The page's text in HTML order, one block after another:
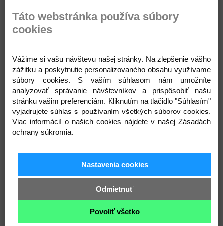
a výplne s certifikátom OEKO-TEX® Standard 100
vhodnej pre deti
Noštek jeručne vyšívaný, očká súbezpečnostné s
poistkou (výrobcom odporúčané pre deti od 3
rokov). V prípade používania u mladších detí
,odporúčame používanie hračkypod dohľadom
dospelej osoby.
Každý kus je ručne vyrobený na Slovensku s
dôrazom na kvalitu a detail 🤍
Táto webstránka používa súbory
cookies
Vážime si vašu návštevu našej stránky. Na zlepšenie vášho
zážitku a poskytnutie personalizovaného obsahu využívame
súbory cookies. S vaším súhlasom nám umožníte
analyzovať správanie návštevníkov a prispôsobiť našu
stránku vašim preferenciám. Kliknutím na tlačidlo "Súhlasím"
vyjadrujete súhlas s používaním všetkých súborov cookies.
Viac informácií o našich cookies nájdete v našej Zásadách
ochrany súkromia.
Nastavenia cookies
Odmietnuť
Povoliť všetko